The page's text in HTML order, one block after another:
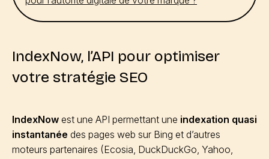
IndexNow, l’API pour optimiser
votre stratégie SEO
IndexNow est une API permettant une indexation quasi
instantanée des pages web sur Bing et d’autres
moteurs partenaires (Ecosia, DuckDuckGo, Yahoo,